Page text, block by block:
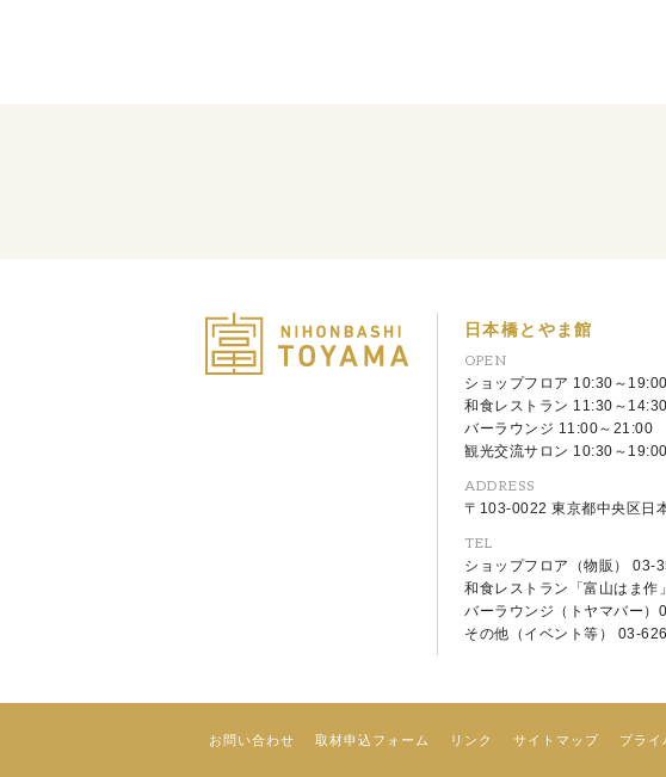
日本橋とやま館
OPEN
ショップフロア 10:30～19:00
和食レストラン 11:30～
バーラウンジ 11:00～21:00
観光交流サロン 10:30～19:00
ADDRESS
〒103-0022 東京都中央区日
TEL
ショップフロア（物販） 03-
和食レストラン「富山はま
バーラウンジ（トヤマバー
その他（イベント等） 03-
お問い合わせ 取材申込フォーム リンク サイトマップ プライ